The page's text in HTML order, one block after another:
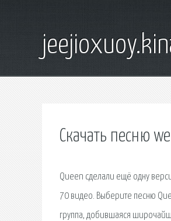
Скачать песню
Queen сделали ещё одну
70 видео. Выберите песню
группа, добившаяся